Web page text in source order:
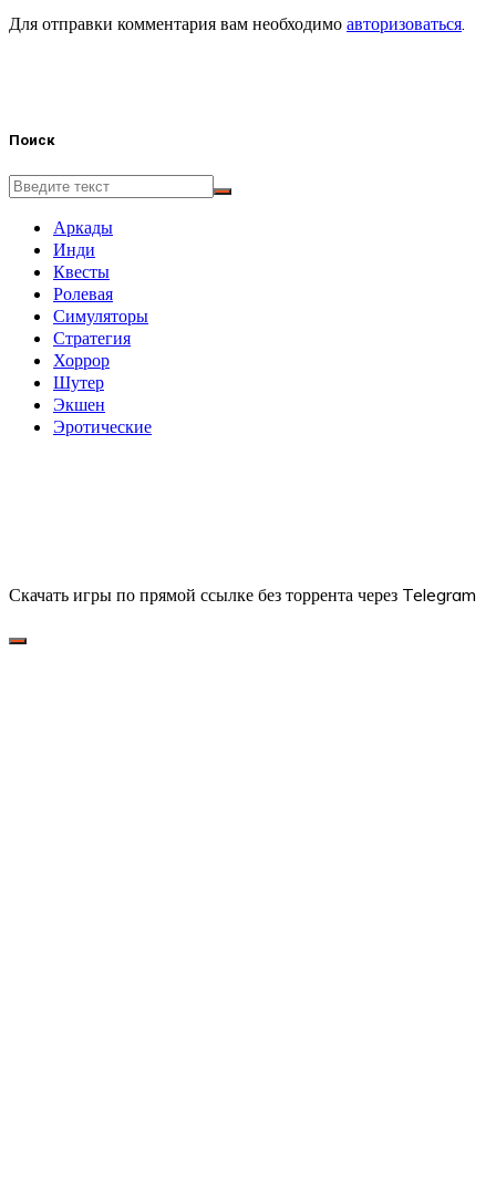
Для отправки комментария вам необходимо авторизоваться.
Поиск
Аркады
Инди
Квесты
Ролевая
Симуляторы
Стратегия
Хоррор
Шутер
Экшен
Эротические
Скачать игры по прямой ссылке без торрента через Telegram